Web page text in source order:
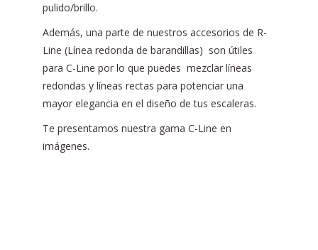
pulido/brillo.
Además, una parte de nuestros accesorios de R-
Line (Línea redonda de barandillas) son útiles
para C-Line por lo que puedes mezclar líneas
redondas y líneas rectas para potenciar una
mayor elegancia en el diseño de tus escaleras.
Te presentamos nuestra gama C-Line en
imágenes.